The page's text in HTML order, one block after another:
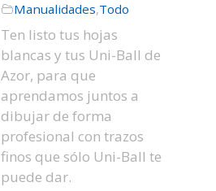
Manualidades,Todo
Ten listo tus hojas
blancas y tus Uni-Ball de
Azor, para que
aprendamos juntos a
dibujar de forma
profesional con trazos
finos que sólo Uni-Ball te
puede dar.